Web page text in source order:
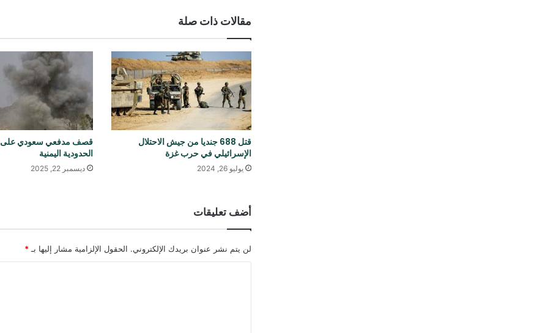
مقالات ذات صلة
قتل 688 جنديا من جيش الاحتلال
الإسرائيلي في حرب غزة
يوليو 26, 2024
قصف مدفعي سعودي على
الحدودية اليمنية
ديسمبر 22, 2025
أضف تعليقات
لن يتم نشر عنوان بريدك الإلكتروني. الحقول الإلزامية مشار إليها بـ *